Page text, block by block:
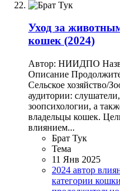
Уход за
кошек (2024)
Автор: НИИДПО
Описание
Сельское хозяйство/
аудитории:
зоопсихологии, а
владельцы кошек.
влиянием...
Брат Тук
Тема
11 Янв 2025
2024 автор
категории кошки